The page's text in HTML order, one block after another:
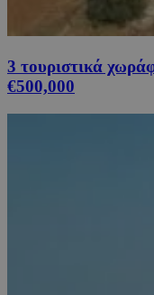
3 τουριστικά
€500,000